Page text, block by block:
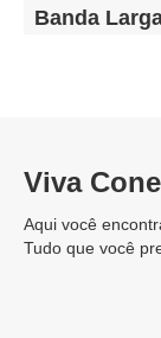
Banda
Viva
Aqui você
Tudo que você